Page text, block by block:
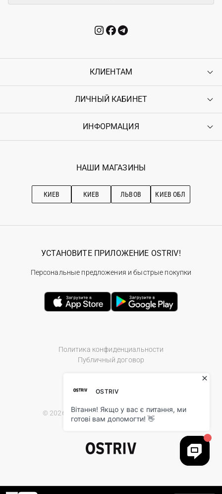
КЛИЕНТАМ
Контакты
Возврат
Гарантия
ЛИЧНЫЙ КАБИНЕТ
Войти
Ostriv Club+
ИНФОРМАЦИЯ
Наши магазини
Рекомендации по уходу
НАШИ МАГАЗИНЫ
КИЕВ КИЕВ ЛЬВОВ КИЕВ ОБЛ
Политика конфиденциальности
Публичный договор
© 2026 Ostriv.ua Store. All Rights Reserved.
УСТАНОВИТЕ ПРИЛОЖЕНИЕ OSTRIV!
Персональные предложения и быстрые покупки